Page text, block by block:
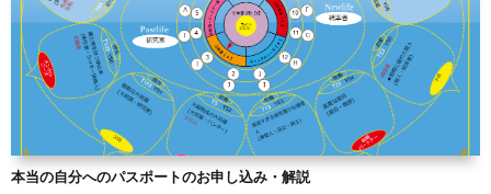
本当の自分へのパスポートのお申し込み・解説